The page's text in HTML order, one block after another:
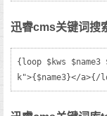
迅睿cms关键词搜
{loop $kws
k">{$name3}</a>{/